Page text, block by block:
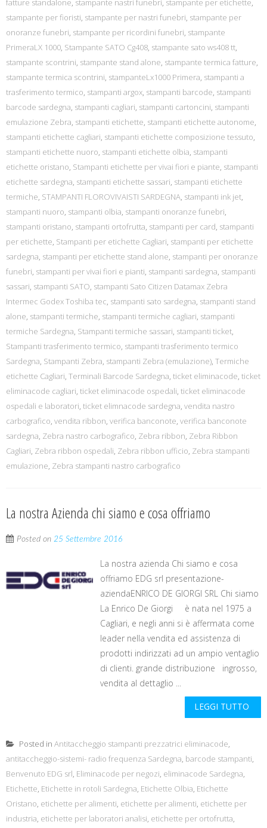
fatture standalone, stampante nastri funebri, stampante per etichette,
stampante per fioristi, stampante per nastri funebri, stampante per
onoranze funebri, stampante per ricordini funebri, stampante
PrimeraLX 1000, Stampante SATO Cg408, stampante sato ws408 tt,
stampante scontrini, stampante stand alone, stampante termica fatture,
stampante termica scontrini, stampanteLx1000 Primera, stampanti a
trasferimento termico, stampanti argox, stampanti barcode, stampanti
barcode sardegna, stampanti cagliari, stampanti cartoncini, stampanti
emulazione Zebra, stampanti etichette, stampanti etichette autonome,
stampanti etichette cagliari, stampanti etichette composizione tessuto,
stampanti etichette nuoro, stampanti etichette olbia, stampanti
etichette oristano, Stampanti etichette per vivai fiori e piante, stampanti
etichette sardegna, stampanti etichette sassari, stampanti etichette
termiche, STAMPANTI FLOROVIVAISTI SARDEGNA, stampanti ink jet,
stampanti nuoro, stampanti olbia, stampanti onoranze funebri,
stampanti oristano, stampanti ortofrutta, stampanti per card, stampanti
per etichette, Stampanti per etichette Cagliari, stampanti per etichette
sardegna, stampanti per etichette stand alone, stampanti per onoranze
funebri, stampanti per vivai fiori e pianti, stampanti sardegna, stampanti
sassari, stampanti SATO, stampanti Sato Citizen Datamax Zebra
Intermec Godex Toshiba tec, stampanti sato sardegna, stampanti stand
alone, stampanti termiche, stampanti termiche cagliari, stampanti
termiche Sardegna, Stampanti termiche sassari, stampanti ticket,
Stampanti trasferimento termico, stampanti trasferimento termico
Sardegna, Stampanti Zebra, stampanti Zebra (emulazione), Termiche
etichette Cagliari, Terminali Barcode Sardegna, ticket eliminacode, ticket
eliminacode cagliari, ticket eliminacode ospedali, ticket eliminacode
ospedali e laboratori, ticket elimnacode sardegna, vendita nastro
carbografico, vendita ribbon, verifica banconote, verifica banconote
sardegna, Zebra nastro carbografico, Zebra ribbon, Zebra Ribbon
Cagliari, Zebra ribbon ospedali, Zebra ribbon ufficio, Zebra stampanti
emulazione, Zebra stampanti nastro carbografico
La nostra Azienda chi siamo e cosa offriamo
Posted on 25 Settembre 2016
La nostra azienda Chi siamo e cosa
offriamo EDG srl presentazione-
aziendaENRICO DE GIORGI SRL Chi siamo
La Enrico De Giorgi è nata nel 1975 a
Cagliari, e negli anni si è affermata come
leader nella vendita ed assistenza di
prodotti indirizzati ad un ampio ventaglio
di clienti. grande distribuzione ingrosso,
vendita al dettaglio ...
LEGGI TUTTO
Posted in Antitaccheggio stampanti prezzatrici eliminacode,
antitaccheggio-sistemi- radio frequenza Sardegna, barcode stampanti,
Benvenuto EDG srl, Eliminacode per negozi, eliminacode Sardegna,
Etichette, Etichette in rotoli Sardegna, Etichette Olbia, Etichette
Oristano, etichette per alimenti, etichette per alimenti, etichette per
industria, etichette per laboratori analisi, etichette per ortofrutta,